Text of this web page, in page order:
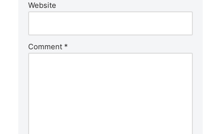
Website
Comment *